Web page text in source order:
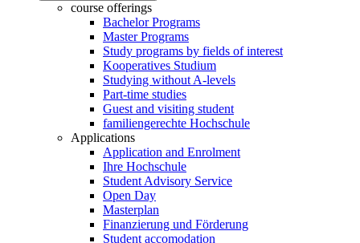
course offerings
Bachelor Programs
Master Programs
Study programs by fields of interest
Kooperatives Studium
Studying without A-levels
Part-time studies
Guest and visiting student
familiengerechte Hochschule
Applications
Application and Enrolment
Ihre Hochschule
Student Advisory Service
Open Day
Masterplan
Finanzierung und Förderung
Student accomodation